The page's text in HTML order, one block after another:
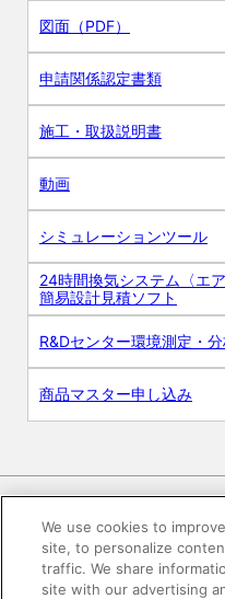
図面（PDF）
申請関係認定書類
施工・取扱説明書
動画
シミュレーションツール
24時間換気システム〈エア
簡易設計見積ソフト
R&Dセンター環境測定・
商品マスター申し込み
電子公告 こ
We use cookies to
site, to personalize
traffic. We share
site with our advertising